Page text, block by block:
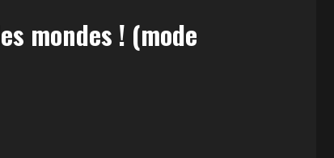
mondes ! (mode